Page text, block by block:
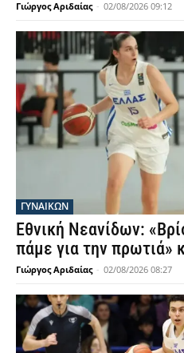
Γιώργος Αριδαίας - 02/08/2026 09:12
ΓΥΝΑΙΚΩΝ
Εθνική Νεανίδων:
πάμε για την πρωτιά»
Γιώργος Αριδαίας - 02/08/2026 08:27